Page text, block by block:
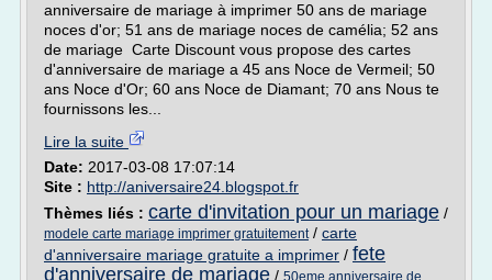
anniversaire de mariage à imprimer 50 ans de mariage
noces d'or; 51 ans de mariage noces de camélia; 52 ans
de mariage Carte Discount vous propose des cartes
d'anniversaire de mariage a 45 ans Noce de Vermeil; 50
ans Noce d'Or; 60 ans Noce de Diamant; 70 ans Nous te
fournissons les...
Lire la suite
Date: 2017-03-08 17:07:14
Site : http://aniversaire24.blogspot.fr
Thèmes liés : carte d'invitation pour un mariage /
modele carte mariage imprimer gratuitement/ carte
d'anniversaire mariage gratuite a imprimer / fete
d'anniversaire de mariage / 50eme anniversaire de